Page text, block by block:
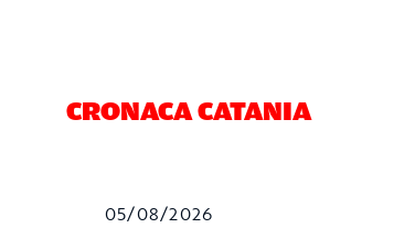
CRONACA CATANIA
05/08/2026